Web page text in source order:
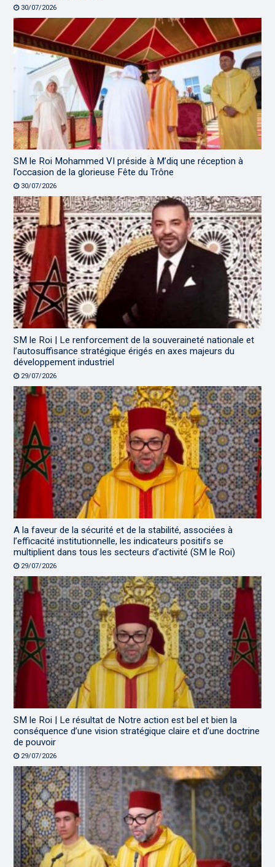
30/07/2026
SM le Roi Mohammed VI préside à M’diq une réception à
l’occasion de la glorieuse Fête du Trône
30/07/2026
SM le Roi | Le renforcement de la souveraineté nationale et
l’autosuffisance stratégique érigés en axes majeurs du
développement industriel
29/07/2026
A la faveur de la sécurité et de la stabilité, associées à
l’efficacité institutionnelle, les indicateurs positifs se
multiplient dans tous les secteurs d’activité (SM le Roi)
29/07/2026
SM le Roi | Le résultat de Notre action est bel et bien la
conséquence d’une vision stratégique claire et d’une doctrine
de pouvoir
29/07/2026